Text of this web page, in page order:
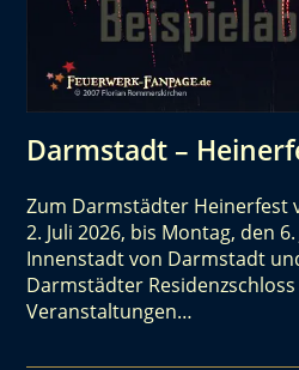
Darmstadt –
Zum Darmstädter Heinerfest
2. Juli 2026, bis Montag, den
Innenstadt von Darmstadt
Darmstädter
Veranstaltungen…